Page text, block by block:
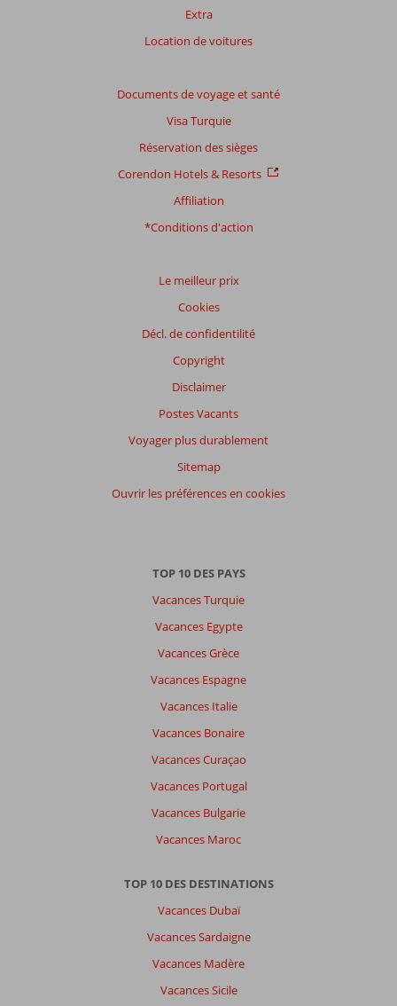
Extra
Location de voitures
Documents de voyage et santé
Visa Turquie
Réservation des sièges
Corendon Hotels & Resorts
Affiliation
*Conditions d'action
Le meilleur prix
Cookies
Décl. de confidentilité
Copyright
Disclaimer
Postes Vacants
Voyager plus durablement
Sitemap
Ouvrir les préférences en cookies
TOP 10 DES PAYS
Vacances Turquie
Vacances Egypte
Vacances Grèce
Vacances Espagne
Vacances Italie
Vacances Bonaire
Vacances Curaçao
Vacances Portugal
Vacances Bulgarie
Vacances Maroc
TOP 10 DES DESTINATIONS
Vacances Dubaï
Vacances Sardaigne
Vacances Madère
Vacances Sicile